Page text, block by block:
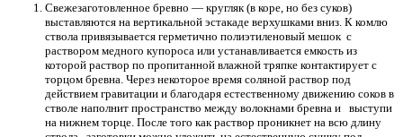
Свежезаготовленное бревно — кругляк (в коре, но без суков)
выставляются на вертикальной эстакаде верхушками вниз. К комлю
ствола привязывается герметично полиэтиленовый мешок с
раствором медного купороса или устанавливается емкость из
которой раствор по пропитанной влажной тряпке контактирует с
торцом бревна. Через некоторое время соляной раствор под
действием гравитации и благодаря естественному движению соков в
стволе наполнит пространство между волокнами бревна и выступи
на нижнем торце. После того как раствор проникнет на всю длину